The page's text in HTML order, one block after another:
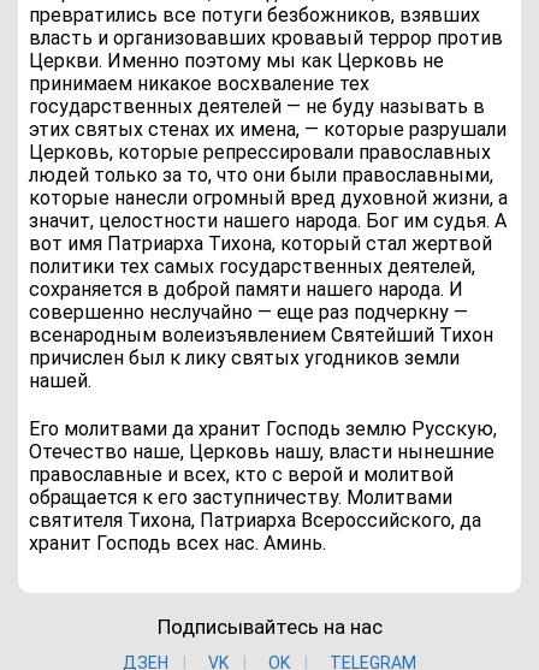
превратились все потуги безбожников, взявших
власть и организовавших кровавый террор против
Церкви. Именно поэтому мы как Церковь не
принимаем никакое восхваление тех
государственных деятелей — не буду называть в
этих святых стенах их имена, — которые разрушали
Церковь, которые репрессировали православных
людей только за то, что они были православными,
которые нанесли огромный вред духовной жизни, а
значит, целостности нашего народа. Бог им судья. А
вот имя Патриарха Тихона, который стал жертвой
политики тех самых государственных деятелей,
сохраняется в доброй памяти нашего народа. И
совершенно неслучайно — еще раз подчеркну —
всенародным волеизъявлением Святейший Тихон
причислен был к лику святых угодников земли
нашей.
Его молитвами да хранит Господь землю Русскую,
Отечество наше, Церковь нашу, власти нынешние
православные и всех, кто с верой и молитвой
обращается к его заступничеству. Молитвами
святителя Тихона, Патриарха Всероссийского, да
хранит Господь всех нас. Аминь.
Подписывайтесь на нас
ДЗЕН VK ОK
TELEGRAM